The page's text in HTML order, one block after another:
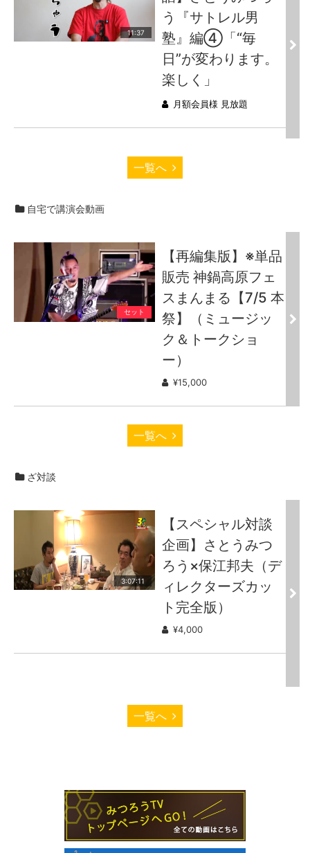
11:37
う『サトレル男
塾』編④「“毎
日”が変わります。
楽しく」
月額会員様 見放題
一覧へ
自宅で講演会動画
セット
【再編集版】※単品
販売 神鍋高原フェ
スまんまる【7/5 本
祭】（ミュージッ
ク＆トークショ
ー）
¥15,000
一覧へ
ざ対談
3:07:11
【スペシャル対談
企画】さとうみつ
ろう×保江邦夫（デ
ィレクターズカッ
ト完全版）
¥4,000
一覧へ